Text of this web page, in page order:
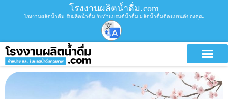
โรงงานผลิตน้ำดื่ม.com
โรงงานผลิตน้ำดื่ม รับผลิตน้ำดื่ม รับทำแบรนด์น้ำดื่ม ผลิตน้ำดื่มติดแบรนด์ของคุณ